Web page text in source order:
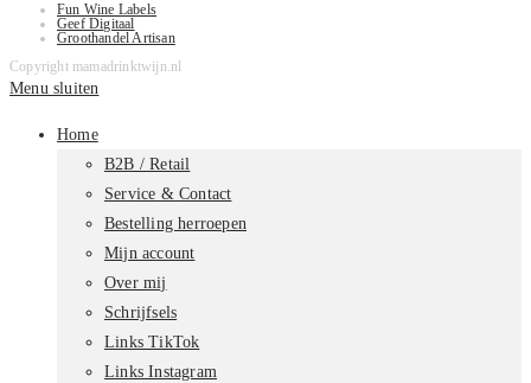
Fun Wine Labels
Geef Digitaal
Groothandel Artisan
Copyright mamadrinktwijn.nl
Menu sluiten
Home
B2B / Retail
Service & Contact
Bestelling herroepen
Mijn account
Over mij
Schrijfsels
Links TikTok
Links Instagram